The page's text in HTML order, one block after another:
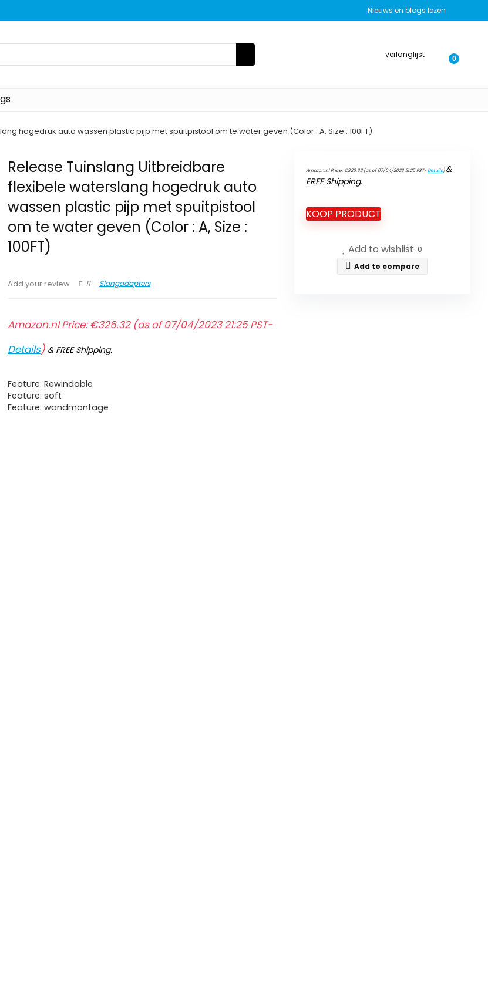
Nieuws en blogs lezen
verlanglijst 0
hogedruk auto wassen plastic pijp met spuitpistool om te water geven (Color : A, Size : 100FT)
Release Tuinslang Uitbreidbare
flexibele waterslang hogedruk auto
wassen plastic pijp met spuitpistool
om te water geven (Color : A, Size :
100FT)
Add your review 11 Slangadapters
Amazon.nl Price:€326.32(as of 07/04/2023 21:25 PST-
Details) & FREE Shipping.
Feature: Rewindable
Feature: soft
Feature: wandmontage
Amazon.nl Price: €326.32(as of 07/04/2023 21:25 PST-Details)&
FREE Shipping.
KOOP PRODUCT
Add to wishlist 0
Add to compare